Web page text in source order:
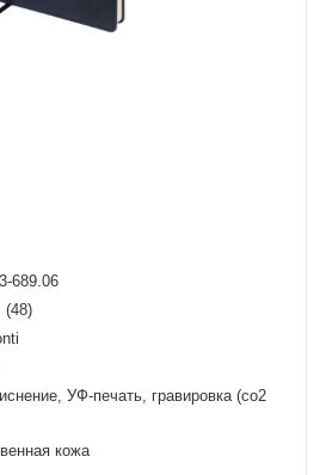
3-689.06
(48)
УФ-печать, гравировка (co2
кожа